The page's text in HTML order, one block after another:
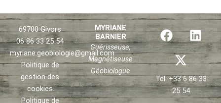
69700 Givors
06 86 33 25 54
myriane.geobiologie@gmail.com
Politique de
gestion des
cookies
Politique de
MYRIANE
BARNIER
Guérisseuse,
Magnétiseuse
Géobiologue
F
a
c
e
b
o
L
i
n
k
e
d
X
-
t
w
i
t
Tel: +33 6 86 33
25 54